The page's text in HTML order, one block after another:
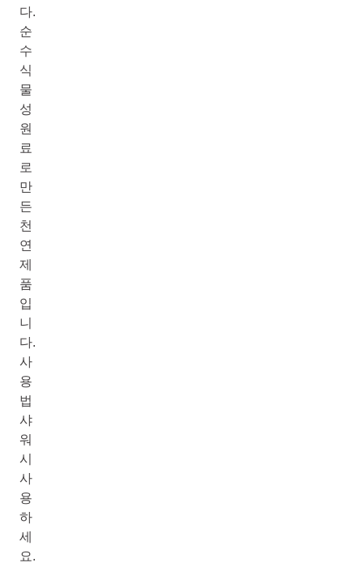
다.
순
수
식
물
성
원
료
로
만
든
천
연
제
품
입
니
다.
사
용
법
샤
워
시
사
용
하
세
요.